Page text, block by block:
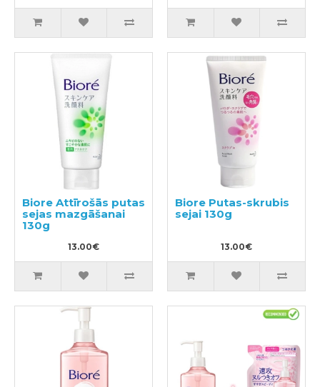
Biore Attīrošās putas
sejas mazgāšanai
130g
13.00€
Biore Putas-skrubis
sejai 130g
13.00€